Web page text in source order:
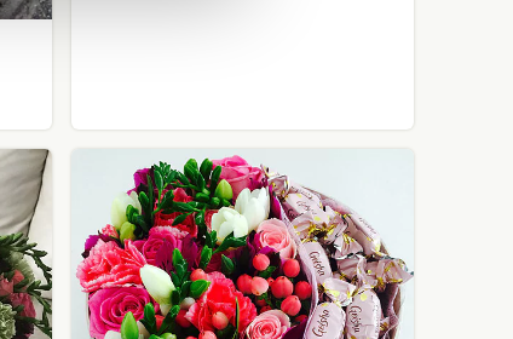
конфеты
коробке